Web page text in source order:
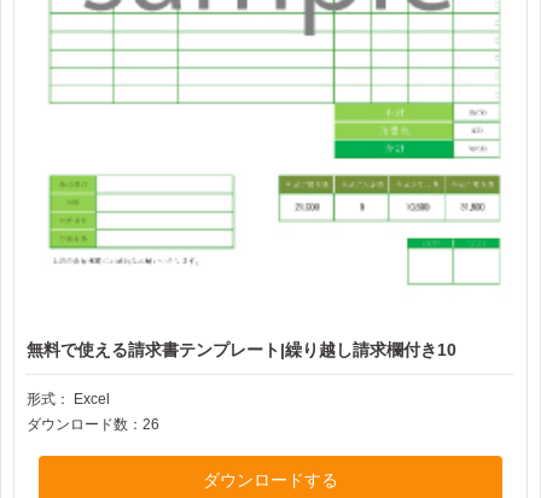
無料で使える請求書テンプレート|繰り越し請求欄付き10
形式：
Excel
ダウンロード数：26
ダウンロードする